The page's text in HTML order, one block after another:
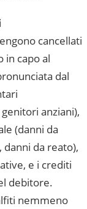
cancellati
in capo al
dal
anziani),
(danni da
da reato),
e i crediti
debitore.
nemmeno